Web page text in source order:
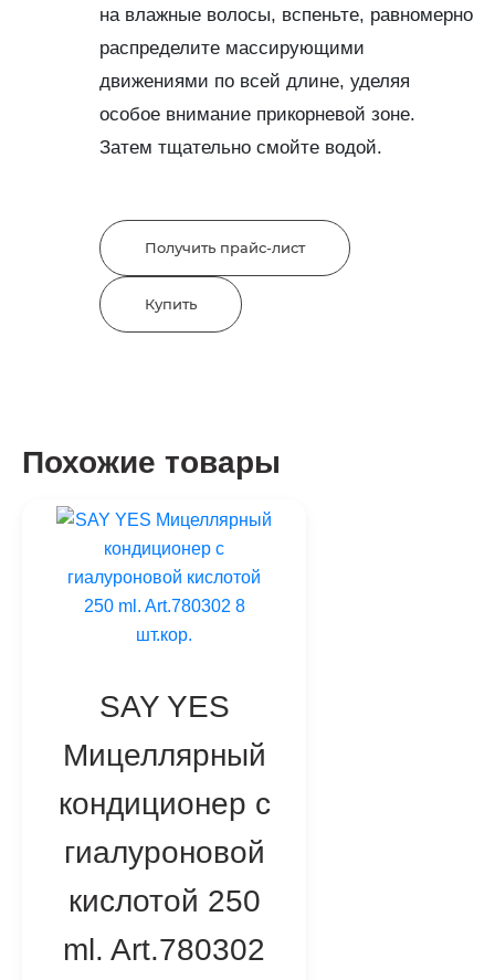
на влажные волосы, вспеньте, равномерно
распределите массирующими
движениями по всей длине, уделяя
особое внимание прикорневой зоне.
Затем тщательно смойте водой.
Получить прайс-лист
Купить
Похожие товары
SAY YES
Мицеллярный
кондиционер с
гиалуроновой
кислотой 250
ml. Art.780302